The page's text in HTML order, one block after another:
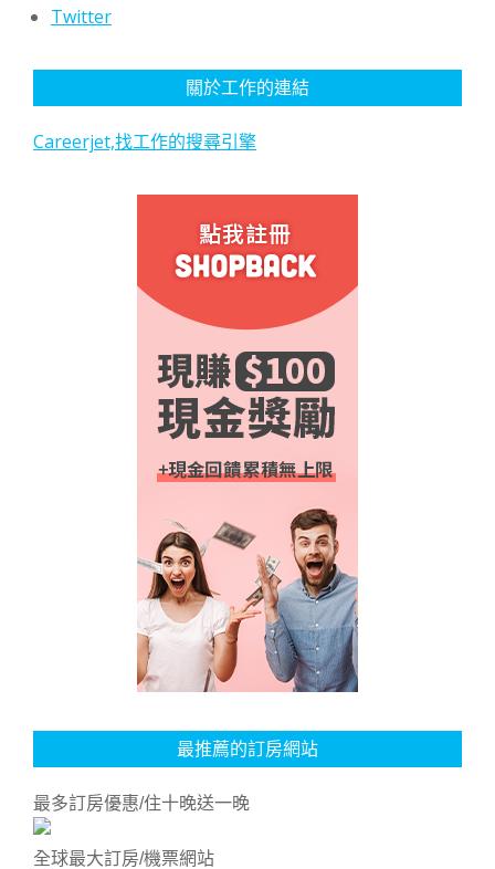
Twitter
關於工作的連結
Careerjet,找工作的搜尋引擎
最推薦的訂房網站
最多訂房優惠/住十晚送一晚
全球最大訂房/機票網站